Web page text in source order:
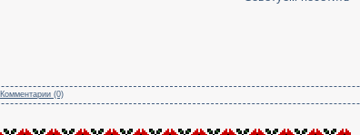
Комментарии (0)